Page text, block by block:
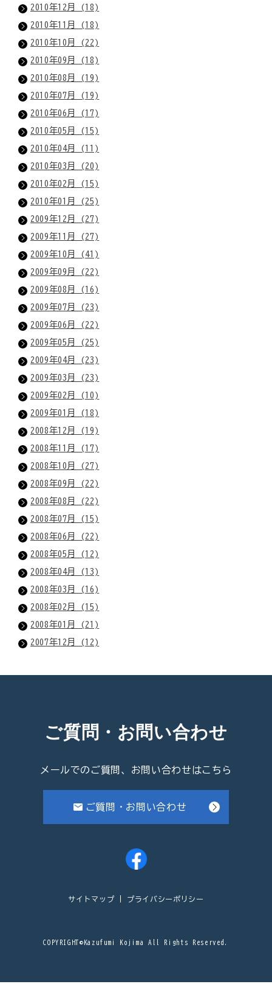
2010年12月 (18)
2010年11月 (18)
2010年10月 (22)
2010年09月 (18)
2010年08月 (19)
2010年07月 (19)
2010年06月 (17)
2010年05月 (15)
2010年04月 (11)
2010年03月 (20)
2010年02月 (15)
2010年01月 (25)
2009年12月 (27)
2009年11月 (27)
2009年10月 (41)
2009年09月 (22)
2009年08月 (16)
2009年07月 (23)
2009年06月 (22)
2009年05月 (25)
2009年04月 (23)
2009年03月 (23)
2009年02月 (10)
2009年01月 (18)
2008年12月 (19)
2008年11月 (17)
2008年10月 (27)
2008年09月 (22)
2008年08月 (22)
2008年07月 (15)
2008年06月 (22)
2008年05月 (12)
2008年04月 (13)
2008年03月 (16)
2008年02月 (15)
2008年01月 (21)
2007年12月 (12)
ご質問・お問い合わせ
メールでのご質問、お問い合わせはこちら
ご質問・お問い合わせ
サイトマップ プライバシーポリシー
COPYRIGHT©Kazufumi Kojima All Rights Reserved.